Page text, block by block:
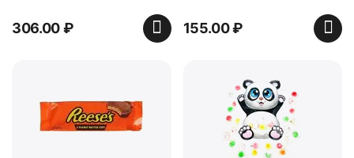
306.00₽ 155.00₽